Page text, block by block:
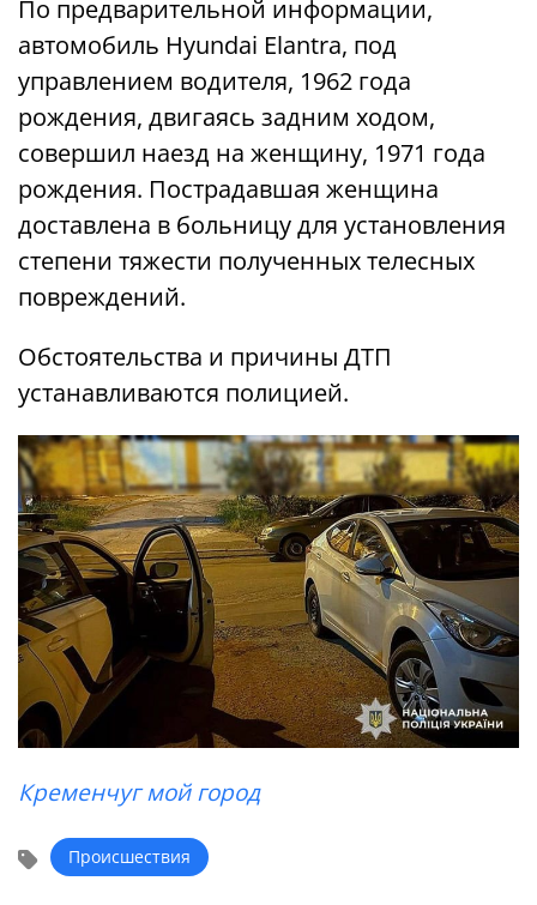
По предварительной информации,
автомобиль Hyundai Elantra, под
управлением водителя, 1962 года
рождения, двигаясь задним ходом,
совершил наезд на женщину, 1971 года
рождения. Пострадавшая женщина
доставлена ​​в больницу для установления
степени тяжести полученных телесных
повреждений.
Обстоятельства и причины ДТП
устанавливаются полицией.
Кременчуг мой город
Происшествия